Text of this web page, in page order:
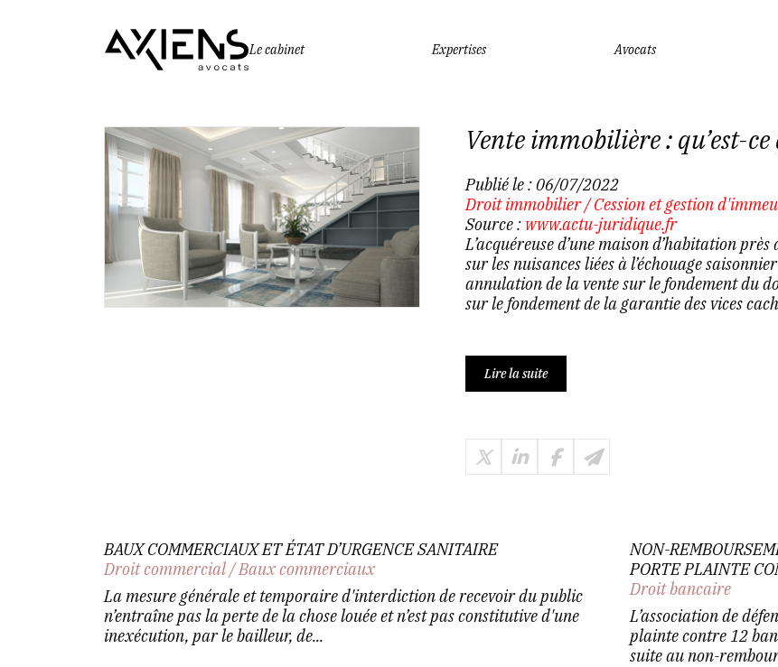
Le cabinet
Expertises Avocats
Vente immobilière : qu’est-
Publié le :06/07/2022
Droit immobilier/Cession et gestion
Source : www.actu-juridique.fr
L’acquéreuse d’une maison d’habitation
sur les nuisances liées à l’échouage
annulation de la vente sur le fondement du
sur le fondement de la garantie des vices
Lire la suite
BAUX COMMERCIAUX ET ÉTAT D’URGENCE SANITAIRE
Droit commercial/Baux commerciaux
La mesure générale et temporaire d'interdiction de recevoir du public
n’entraîne pas la perte de la chose louée et n’est pas constitutive d'une
inexécution, par le bailleur, de...
NON-
PORTE PLAINTE
Droit bancaire
L’association de
plainte contre 12
suite au non-